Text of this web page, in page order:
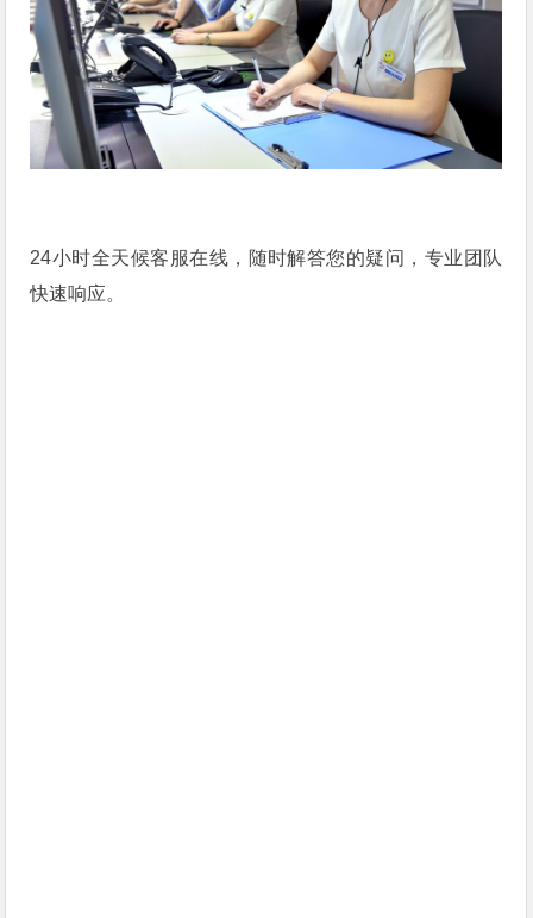
24小时全天候客服在线，随时解答您的疑问，专业团队
快速响应。